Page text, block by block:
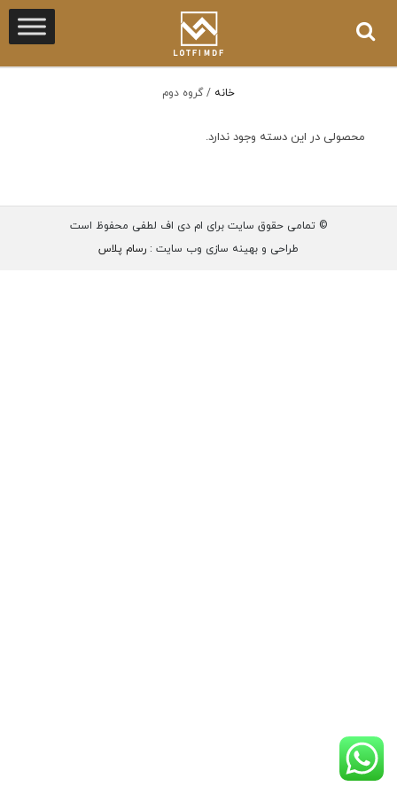
خانه /گروه دوم
محصولی در این دسته وجود ندارد.
© تمامی حقوق سایت برای ام دی اف لطفی محفوظ است
طراحی و بهینه سازی وب سایت : رسام پلاس